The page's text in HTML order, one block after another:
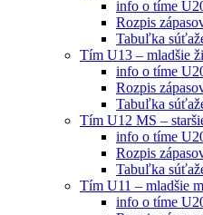
info o tíme
Rozpis
Tabuľka
Tím U13 – mladšie
info o tíme
Rozpis
Tabuľka
Tím U12 MS –
info o tíme
Rozpis
Tabuľka
Tím U11 – mladšie
info o tíme